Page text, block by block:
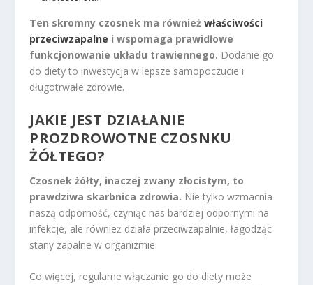
Ten skromny czosnek ma równieżwłaściwości
przeciwzapalne i wspomaga prawidłowe
funkcjonowanie układu trawiennego. Dodanie go
do diety to inwestycja w lepsze samopoczucie i
długotrwałe zdrowie.
JAKIE JEST DZIAŁANIE
PROZDROWOTNE CZOSNKU
ŻÓŁTEGO?
Czosnek żółty, inaczej zwany złocistym, to
prawdziwa skarbnica zdrowia. Nie tylko wzmacnia
naszą odporność, czyniąc nas bardziej odpornymi na
infekcje, ale również działa przeciwzapalnie, łagodząc
stany zapalne w organizmie.
Co więcej, regularne włączanie go do diety może